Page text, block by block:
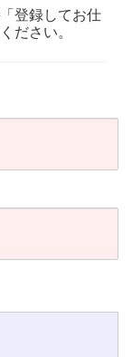
登録してお仕
ださい。